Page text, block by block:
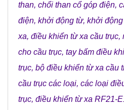
than, chổi than cổ góp điện,
điện, khởi động từ, khởi
xa, điều khiển từ xa cầu trục,
cho cầu trục, tay bấm điều
trục, bộ điều khiển từ xa cầu
cầu trục các loại, các loại
trục, điều khiển từ xa RF21-